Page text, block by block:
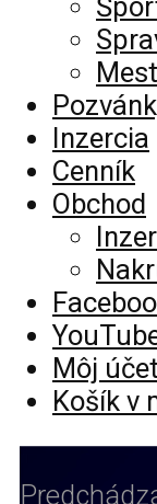
Inzercia
Cenník
Obchod
Môj účet
Košík v